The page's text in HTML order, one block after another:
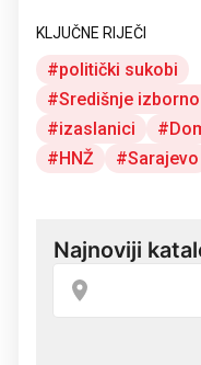
KLJUČNE RIJEČI
politički sukobi
Središnje
izaslanici
HNŽ
Sarajevo